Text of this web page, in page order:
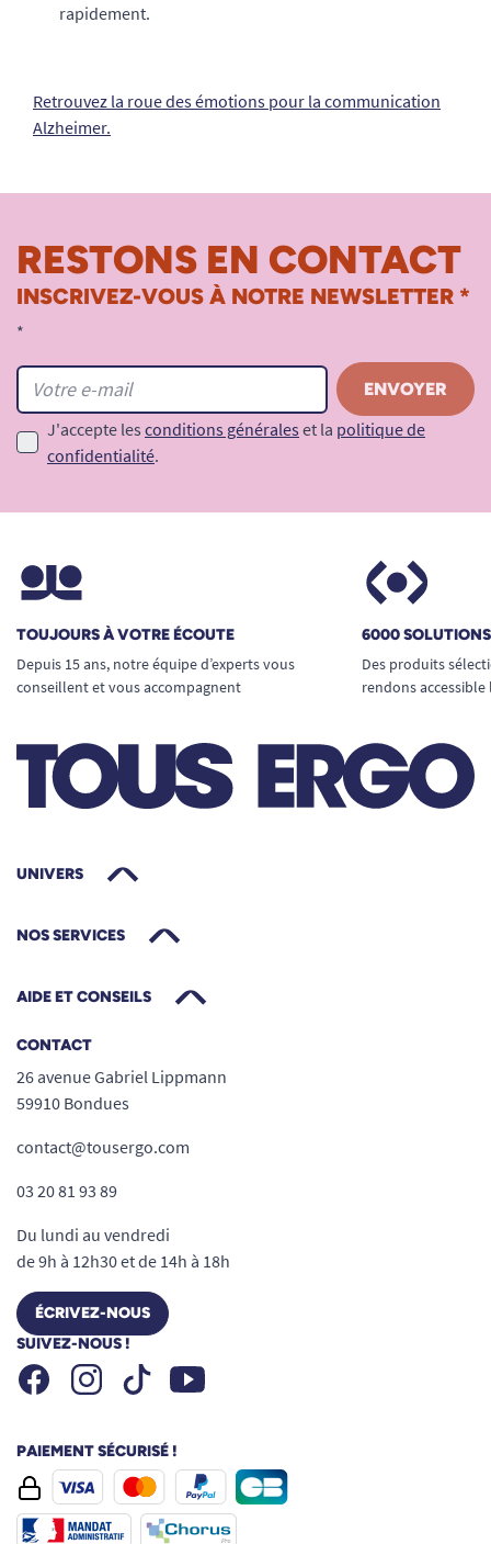
rapidement.
Retrouvez la roue des émotions pour la communication
Alzheimer.
RESTONS EN CONTACT
INSCRIVEZ-VOUS À NOTRE NEWSLETTER *
*
J'accepte les conditions générales et la politique de
confidentialité.
TOUJOURS À VOTRE ÉCOUTE
Depuis 15 ans, notre équipe d’experts vous
conseillent et vous accompagnent
6000
Des produits
rendons
UNIVERS
NOS SERVICES
AIDE ET CONSEILS
CONTACT
26 avenue Gabriel Lippmann
59910 Bondues
contact@tousergo.com
03 20 81 93 89
Du lundi au vendredi
de 9h à 12h30 et de 14h à 18h
ÉCRIVEZ-NOUS
SUIVEZ-NOUS !
FacebookInstagramTiktok Youtube
PAIEMENT SÉCURISÉ !